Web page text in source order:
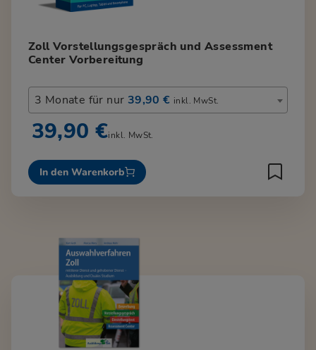
Zoll Vorstellungsgespräch und Assessment
Center Vorbereitung
3 Monate für nur 39,90 € inkl. MwSt.
39,90 €inkl. MwSt.
In den Warenkorb